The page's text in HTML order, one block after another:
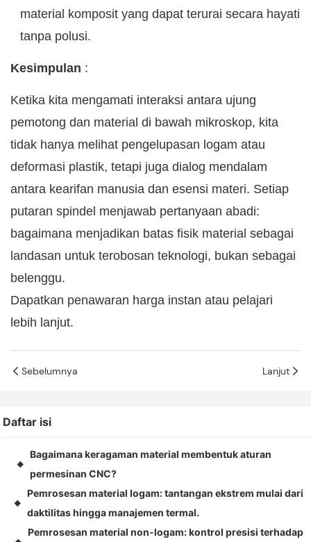
material komposit yang dapat terurai secara hayati
tanpa polusi.
Kesimpulan :
Ketika kita mengamati interaksi antara ujung
pemotong dan material di bawah mikroskop, kita
tidak hanya melihat pengelupasan logam atau
deformasi plastik, tetapi juga dialog mendalam
antara kearifan manusia dan esensi materi. Setiap
putaran spindel menjawab pertanyaan abadi:
bagaimana menjadikan batas fisik material sebagai
landasan untuk terobosan teknologi, bukan sebagai
belenggu.
Dapatkan penawaran harga instan atau pelajari
lebih lanjut.
Sebelumnya Lanjut
Daftar isi
◆
Bagaimana keragaman material membentuk aturan
permesinan CNC?
◆
Pemrosesan material logam: tantangan ekstrem mulai dari
daktilitas hingga manajemen termal.
Pemrosesan material non-logam: kontrol presisi terhadap